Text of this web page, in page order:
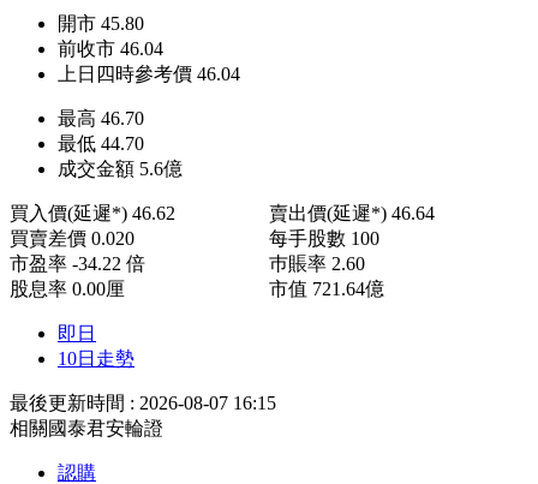
開市 45.80
前收市 46.04
上日四時參考價 46.04
最高 46.70
最低 44.70
成交金額 5.6億
買入價(延遲*) 46.62 賣出價(延遲*) 46.64
買賣差價 0.020 每手股數 100
市盈率 -34.22 倍 巿賬率 2.60
股息率 0.00厘 市值 721.64億
即日
10日走勢
最後更新時間 : 2026-08-07 16:15
相關國泰君安輪證
認購